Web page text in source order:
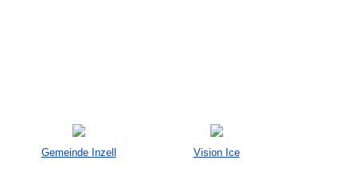
Gemeinde Inzell Vision Ice